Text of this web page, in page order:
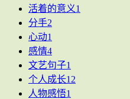
活着的意义1
分手2
心动1
感情4
文艺句子1
个人成长12
人物感悟1